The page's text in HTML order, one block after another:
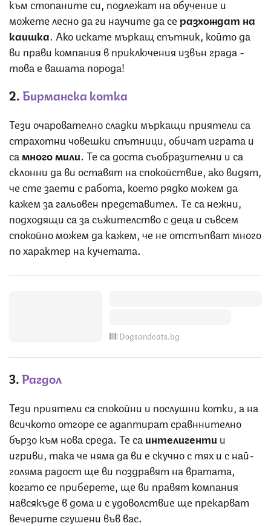
към стопаните си, подлежат на обучение и
можете лесно да ги научите да се разхождат на
каишка. Ако искате мъркащ спътник, който да
ви прави компания в приключения извън града -
това е вашата порода!
2. Бирманска котка
Тези очарователно сладки мъркащи приятели са
страхотни човешки спътници, обичат играта и
самного мили. Те са доста съобразителни и са
склонни да ви оставят на спокойствие, ако видят,
че сте заети с работа, което рядко можем да
кажем за гальовен представител. Те са нежни,
подходящи са за съжителство с деца и съвсем
спокойно можем да кажем, че не отстъпват много
по характер на кучетата.
Dogsandcats.bg
3.Рагдол
Тези приятели са спокойни и послушни котки, а на
всичкото отгоре се адаптират сравннително
бързо към нова среда. Те са интелигенти и
игриви, така че няма да ви е скучно с тях и с най-
голяма радост ще ви поздравят на вратата,
когато се приберете, ще ви правят компания
навсякъде в дома и с удоволствие ще прекарват
вечерите сгушени във вас.